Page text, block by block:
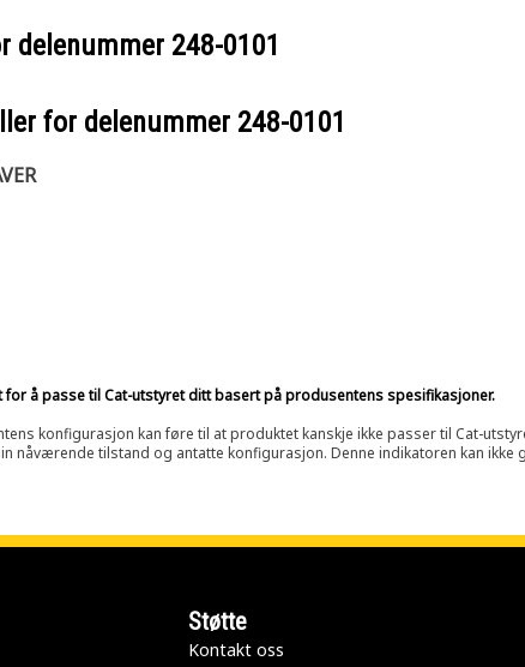
delenummer 248-0101
for delenummer 248-0101
for å passe til Cat-utstyret ditt basert på produsentens spesifikasjoner.
konfigurasjon kan føre til at produktet kanskje ikke passer til Cat-
nåværende tilstand og antatte konfigurasjon. Denne indikatoren kan ikke
Støtte
Kontakt oss